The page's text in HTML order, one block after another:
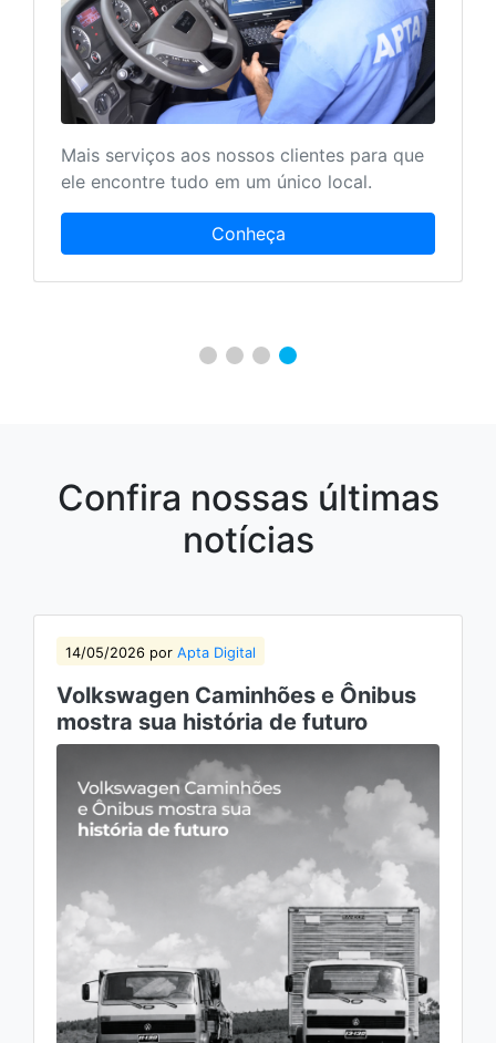
Mais serviços aos nossos clientes para que
ele encontre tudo em um único local.
Conheça
Confira nossas últimas
notícias
14/05/2026 por Apta Digital
Volkswagen Caminhões e Ônibus
mostra sua história de futuro